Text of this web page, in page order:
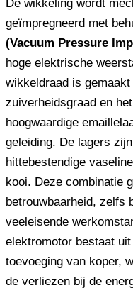
De wikkeling wordt
geïmpregneerd met
(Vacuum Pressure
hoge elektrische
wikkeldraad is
zuiverheidsgraad en
hoogwaardige
geleiding. De lagers
hittebestendige
kooi. Deze combinatie
betrouwbaarheid, zelfs
veeleisende
elektromotor bestaat
toevoeging van koper,
de verliezen bij de